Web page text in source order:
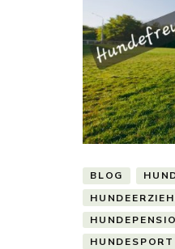
BLOG
HUNDESPORT